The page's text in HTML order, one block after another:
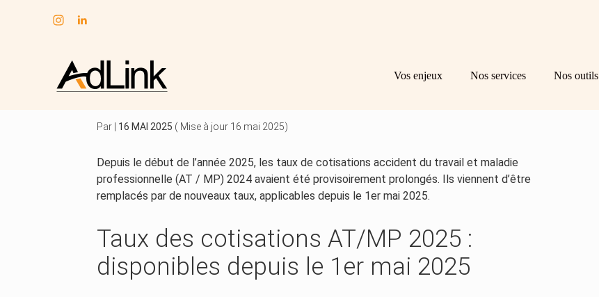
Aller
au
Vos enjeux Nos services Nos outils
Par 16 MAI 2025 ( Mise à jour 16 mai 2025)
Depuis le début de l’année 2025, les taux de cotisations accident du travail et maladie
professionnelle (AT / MP) 2024 avaient été provisoirement prolongés. Ils viennent d’être
remplacés par de nouveaux taux, applicables depuis le 1er mai 2025.
Taux des cotisations AT/MP 2025 :
disponibles depuis le 1er mai 2025